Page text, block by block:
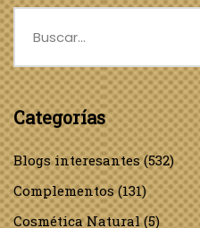
Categorías
Blogs interesantes(532)
Complementos(131)
Cosmética Natural(5)